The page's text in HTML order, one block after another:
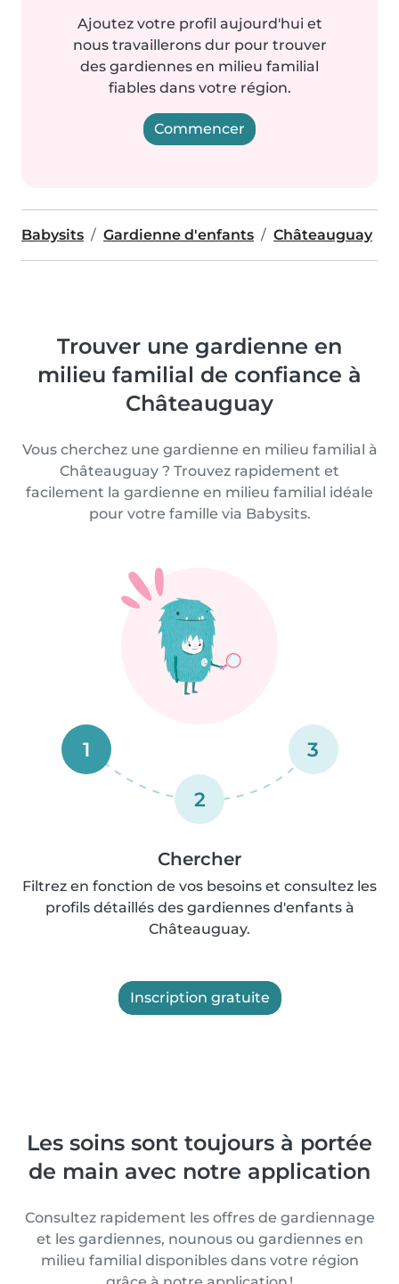
Ajoutez votre profil aujourd'hui et
nous travaillerons dur pour trouver
des gardiennes en milieu familial
fiables dans votre région.
Commencer
Babysits Gardienne d'enfants Châteauguay
Trouver une gardienne en
milieu familial de confiance à
Châteauguay
Vous cherchez une gardienne en milieu familial à
Châteauguay ? Trouvez rapidement et
facilement la gardienne en milieu familial idéale
pour votre famille via Babysits.
1
2
3
Chercher
Filtrez en fonction de vos besoins et consultez les
profils détaillés des gardiennes d'enfants à
Châteauguay.
Inscription gratuite
Les soins sont toujours à portée
de main avec notre application
Consultez rapidement les offres de gardiennage
et les gardiennes, nounous ou gardiennes en
milieu familial disponibles dans votre région